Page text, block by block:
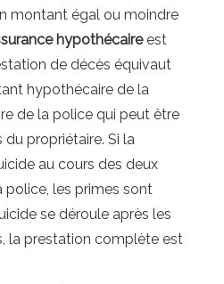
montant égal ou moindre
hypothécaireest
de décès équivaut
hypothécaire de la
de la police qui peut être
propriétaire. Si la
au cours des deux
police, les primes sont
se déroule après les
la prestation complète est